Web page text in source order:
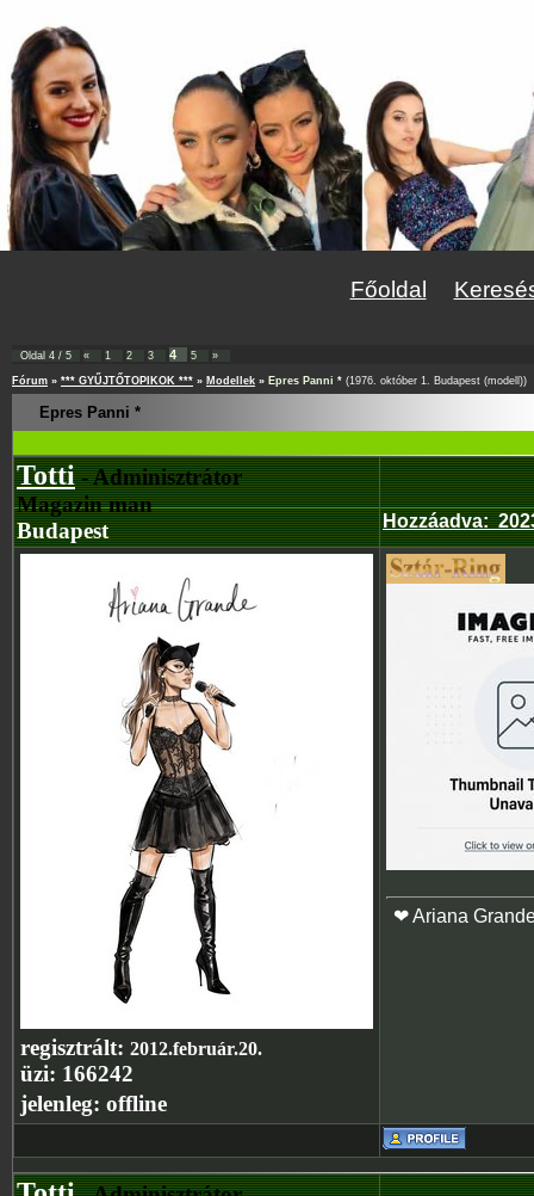
Főoldal
Oldal 4 / 5 « 1 2 3 4 5 »
Fórum » *** GYŰJTŐTOPIKOK *** » Modellek » Epres Panni * (1976. október 1. Budapest (modell))
Epres Panni *
Totti- Adminisztrátor
Magazin man
Budapest
Hozzáadva:
regisztrált: 2012.február.20.
üzi: 166242
jelenleg: offline
❤ Ariana